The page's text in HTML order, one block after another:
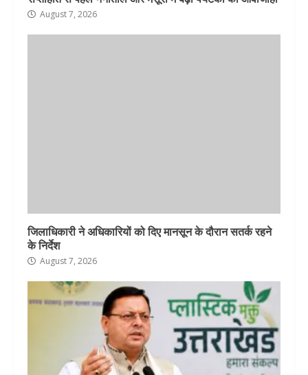
August 7, 2026
जिलाधिकारी ने अधिकारियों को दिए मानसून के दौरान सतर्क रहने
के निर्देश
August 7, 2026